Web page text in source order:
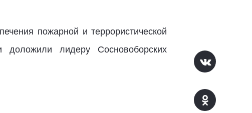
пожарной и террористической
доложили лидеру Сосновоборских